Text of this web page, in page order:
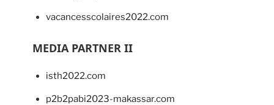
vacancesscolaires2022.com
MEDIA PARTNER II
isth2022.com
p2b2pabi2023-makassar.com